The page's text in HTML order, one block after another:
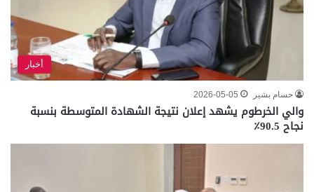
أخبار
حسام بشير 2026-05-05
والي الخرطوم يشهد إعلان نتيجة الشهادة المتوسطة بنسبة
نجاح 90.5٪